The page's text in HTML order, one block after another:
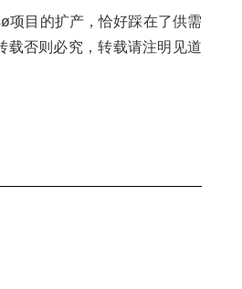
项目的扩产，恰好踩在了供需
载否则必究，转载请注明见道